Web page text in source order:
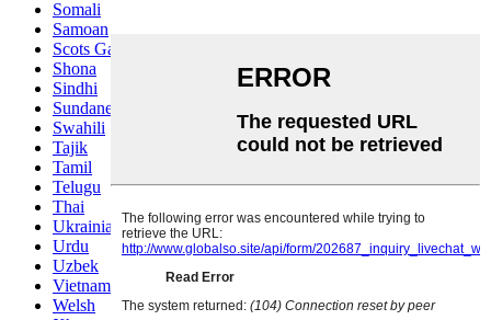
Somali
Samoan
Scots Gaelic
Shona
Sindhi
Sundanese
Swahili
Tajik
Tamil
Telugu
Thai
Ukrainian
Urdu
Uzbek
Vietnamese
Welsh